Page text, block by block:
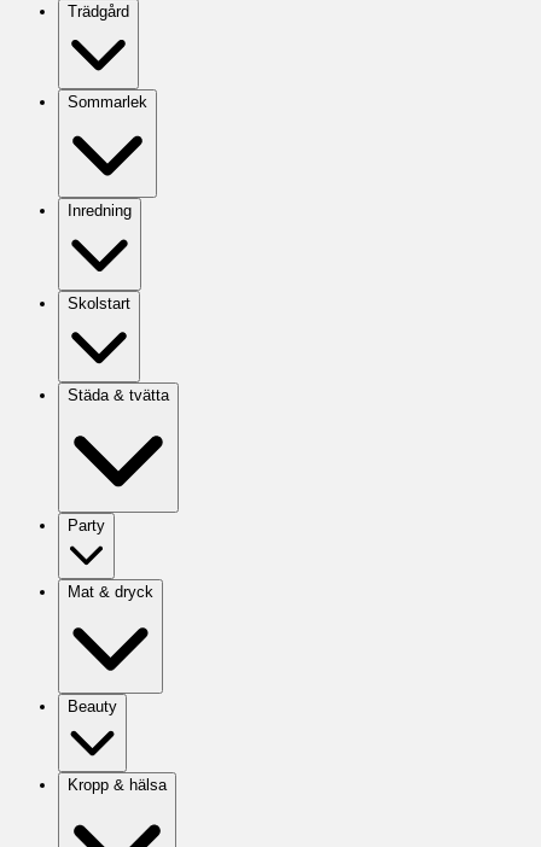
Trädgård
Sommarlek
Inredning
Skolstart
Städa & tvätta
Party
Mat & dryck
Beauty
Kropp & hälsa